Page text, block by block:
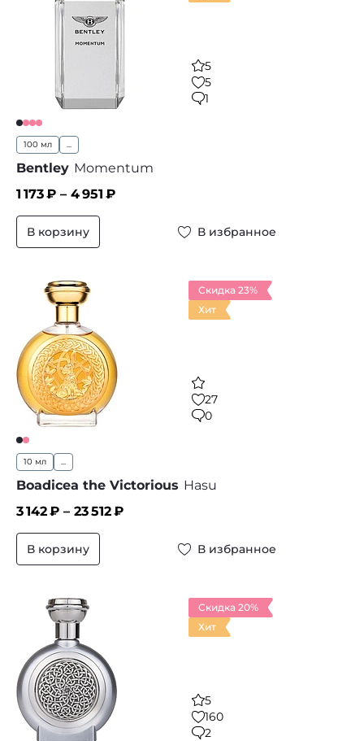
5
5
1
100 мл ...
Bentley Momentum
1 173₽ – 4 951 ₽
В корзину В избранное
Скидка 23%
Хит
27
0
10 мл ...
Boadicea the Victorious Hasu
3 142₽ – 23 512₽
В корзину В избранное
Скидка 20%
Хит
5
160
2